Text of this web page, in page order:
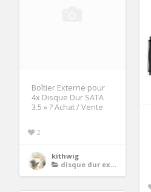
Boîtier Externe pour
4x Disque Dur SATA
3.5 » ? Achat / Vente
2
kithwig
disque dur externe